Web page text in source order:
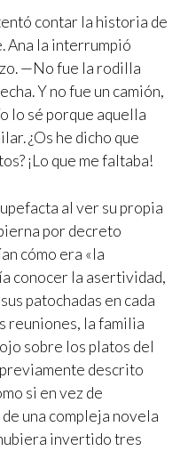
contar la historia de
Ana la interrumpió
—No fue la rodilla
Y no fue un camión,
lo sé porque aquella
¿Os he dicho que
¡Lo que me faltaba!
al ver su propia
por decreto
cómo era «la
conocer la asertividad,
patochadas en cada
reuniones, la familia
sobre los platos del
descrito
si en vez de
una compleja novela
invertido tres